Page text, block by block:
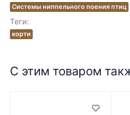
Системы ниппельного поения птиц
Теги:
корти
С этим товаром